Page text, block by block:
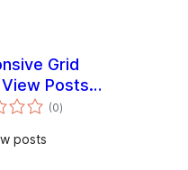
Grid
Posts
(0एकूण
मूल्यांकन
)
posts